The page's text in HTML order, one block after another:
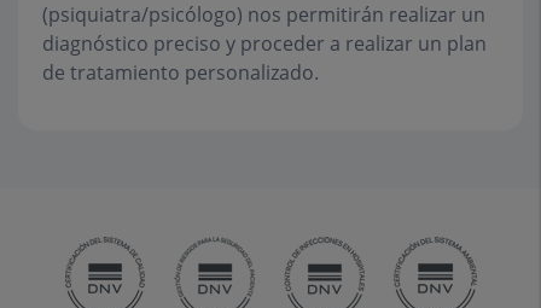
(psiquiatra/psicólogo) nos permitirán realizar un
diagnóstico preciso y proceder a realizar un plan
de tratamiento personalizado.